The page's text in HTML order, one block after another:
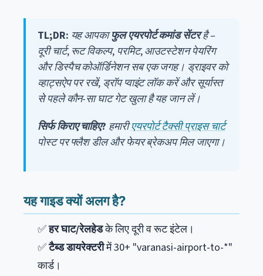
TL;DR: यह आपकाफुल एयरपोर्ट कमांड सेंटरहै –
दूरी चार्ट, रूट विकल्प, परमिट, आउटस्टेशन पेयरिंग
और डिस्पैच कोऑर्डिनेशन सब एक जगह। ड्राइवर को
व्हाट्सऐप पर रखें, ड्रॉप प्वाइंट लॉक करें और सूर्यास्त
से पहले कौन-सा घाट गेट खुला है यह जान लें।
सिर्फ किराए चाहिए? हमारीएयरपोर्ट टैक्सी प्राइस चार्ट
पोस्ट पर फ्लैश डील और फेयर ब्रेकअप मिल जाएगा।
यह गाइड क्यों अलग है?
✅हर घाट/रेलहेडके लिए दूरी व रूट इंटेल।
✅टैब्ड डायरेक्टरीमें 30+ "varanasi-airport-to-*"
कार्ड।